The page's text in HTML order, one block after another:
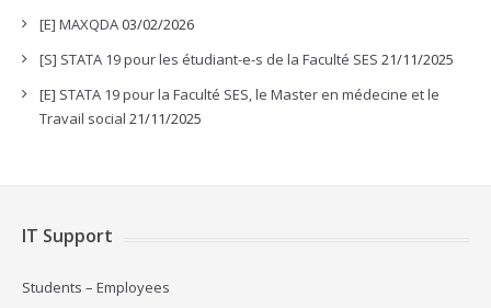
[E] MAXQDA03/02/2026
[S] STATA 19 pour les étudiant-e-s de la Faculté SES 21/11/2025
[E] STATA 19 pour la Faculté SES, le Master en médecine et le
Travail social 21/11/2025
IT Support
Students – Employees